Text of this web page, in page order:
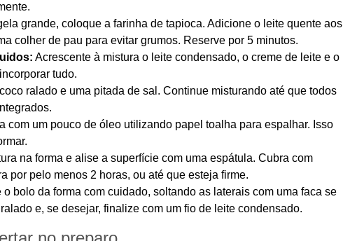
grande, coloque a farinha de tapioca. Adicione o leite quente aos
colher de pau para evitar grumos. Reserve por 5 minutos.
Acrescente à mistura o leite condensado, o creme de leite e o
tudo.
ralado e uma pitada de sal. Continue misturando até que todos
com um pouco de óleo utilizando papel toalha para espalhar. Isso
na forma e alise a superfície com uma espátula. Cubra com
por pelo menos 2 horas, ou até que esteja firme.
o bolo da forma com cuidado, soltando as laterais com uma faca se
e, se desejar, finalize com um fio de leite condensado.